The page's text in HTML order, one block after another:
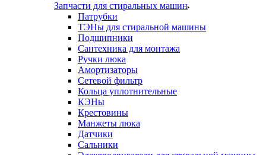
Запчасти для стиральных машин
Патрубки
ТЭНы для стиральной машины
Подшипники
Сантехника для монтажа
Ручки люка
Амортизаторы
Сетевой фильтр
Кольца уплотнительные
КЭНы
Крестовины
Манжеты люка
Датчики
Сальники